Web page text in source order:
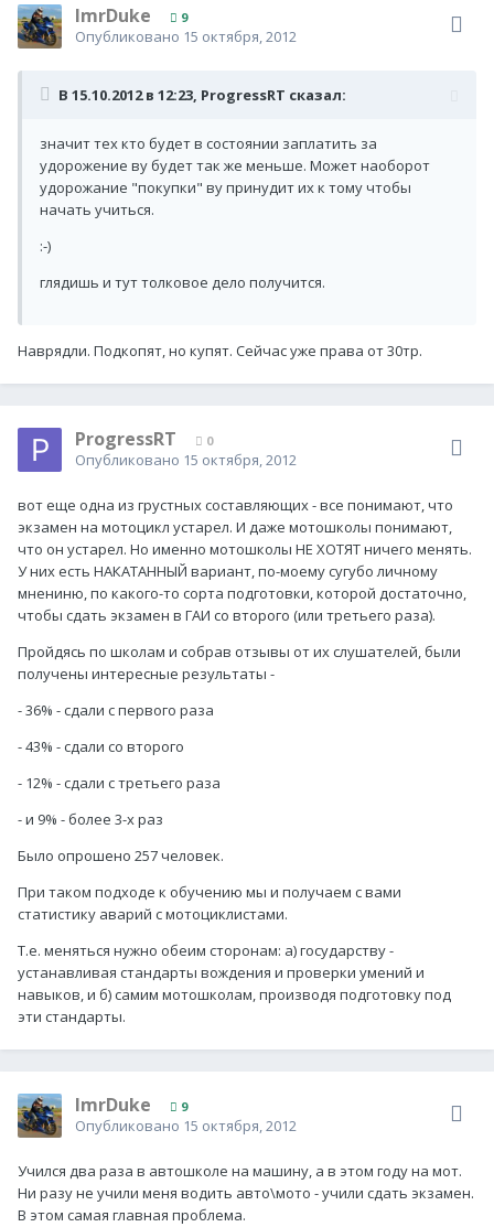
ImrDuke 9
Опубликовано 15 октября, 2012
В 15.10.2012 в 12:23, ProgressRT сказал:
значит тех кто будет в состоянии заплатить за
удорожение ву будет так же меньше. Может наоборот
удорожание "покупки" ву принудит их к тому чтобы
начать учиться.
:-)
глядишь и тут толковое дело получится.
Наврядли. Подкопят, но купят. Сейчас уже права от 30тр.
ProgressRT 0
Опубликовано 15 октября, 2012
вот еще одна из грустных составляющих - все понимают, что
экзамен на мотоцикл устарел. И даже мотошколы понимают,
что он устарел. Но именно мотошколы НЕ ХОТЯТ ничего менять.
У них есть НАКАТАННЫЙ вариант, по-моему сугубо личному
мнениню, по какого-то сорта подготовки, которой достаточно,
чтобы сдать экзамен в ГАИ со второго (или третьего раза).
Пройдясь по школам и собрав отзывы от их слушателей, были
получены интересные результаты -
- 36% - сдали с первого раза
- 43% - сдали со второго
- 12% - сдали с третьего раза
- и 9% - более 3-х раз
Было опрошено 257 человек.
При таком подходе к обучению мы и получаем с вами
статистику аварий с мотоциклистами.
Т.е. меняться нужно обеим сторонам: а) государству -
устанавливая стандарты вождения и проверки умений и
навыков, и б) самим мотошколам, производя подготовку под
эти стандарты.
ImrDuke 9
Опубликовано 15 октября, 2012
Учился два раза в автошколе на машину, а в этом году на мот.
Ни разу не учили меня водить авто\мото - учили сдать экзамен.
В этом самая главная проблема.